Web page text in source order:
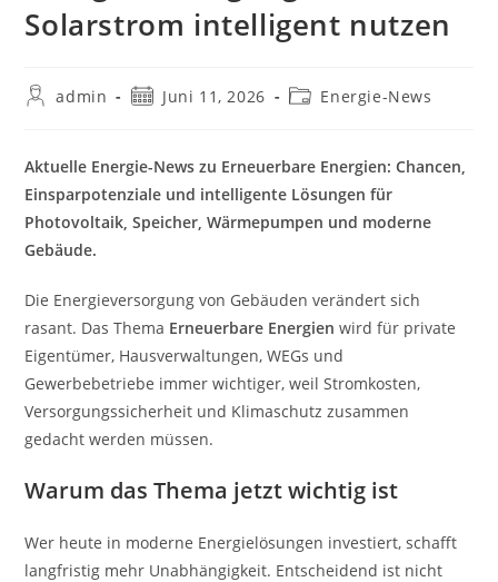
Solarstrom intelligent nutzen
Beitrags-
admin
BeitragJuni 11, 2026
Beitrags-
Energie-News
Aktuelle Energie-News zu Erneuerbare Energien: Chancen,
Einsparpotenziale und intelligente Lösungen für
Photovoltaik, Speicher, Wärmepumpen und moderne
Gebäude.
Die Energieversorgung von Gebäuden verändert sich
rasant. Das Thema Erneuerbare Energien wird für private
Eigentümer, Hausverwaltungen, WEGs und
Gewerbebetriebe immer wichtiger, weil Stromkosten,
Versorgungssicherheit und Klimaschutz zusammen
gedacht werden müssen.
Warum das Thema jetzt wichtig ist
Wer heute in moderne Energielösungen investiert, schafft
langfristig mehr Unabhängigkeit. Entscheidend ist nicht